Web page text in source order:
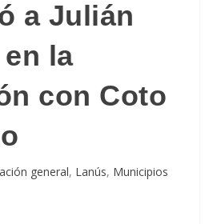
a Julián
la
con Coto
general, Lanús, Municipios